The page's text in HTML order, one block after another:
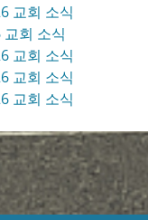
교회 소식
회 소식
교회 소식
교회 소식
교회 소식